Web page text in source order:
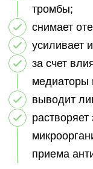
тромбы;
снимает
усиливает
за счет
медиаторы
выводит
приема